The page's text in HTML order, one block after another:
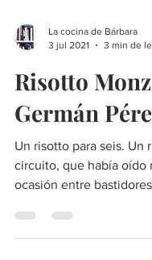
Risotto
Germán
Un risotto para seis. Un
circuito, que había oído
ocasión entre bastidores